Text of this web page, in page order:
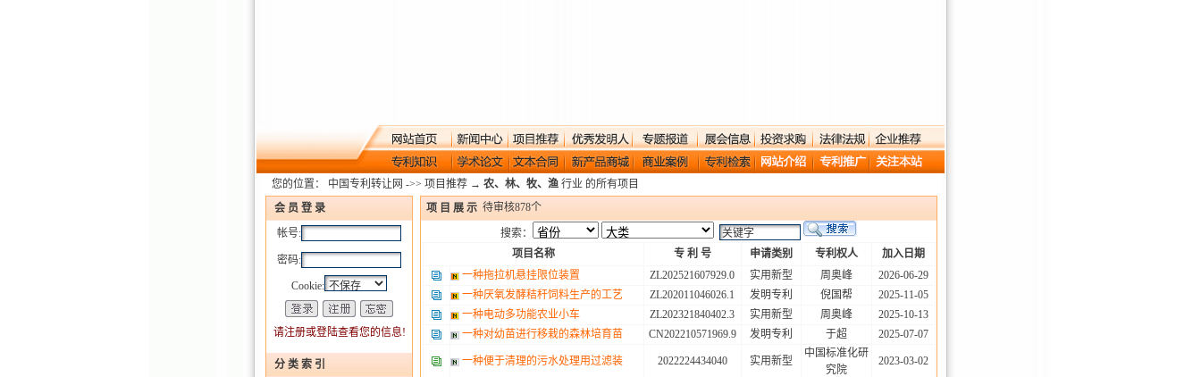
您的位置： 中国专利转让网 ->> 项目推荐 → 农、林、牧、渔 行业 的所有项目
会 员 登 录
帐号:
密码:
Cookie:
请注册或登陆查看您的信息!
分 类 索 引
项 目 展 示 待审核878个
搜索：
项目名称
专 利 号 申请类别 专利权人
加入日期
一种拖拉机悬挂限位装置
ZL202521607929.0 实用新型 周奥峰
2026-06-29
一种厌氧发酵秸秆饲料生产的工艺
ZL202011046026.1 发明专利 倪国帮
2025-11-05
一种电动多功能农业小车
ZL202321840402.3 实用新型 周奥峰
2025-10-13
一种对幼苗进行移栽的森林培育苗
CN202210571969.9 发明专利 于超 2025-07-07
一种便于清理的污水处理用过滤装 2022224434040 实用新型
中国标准化研
究院
2023-03-02